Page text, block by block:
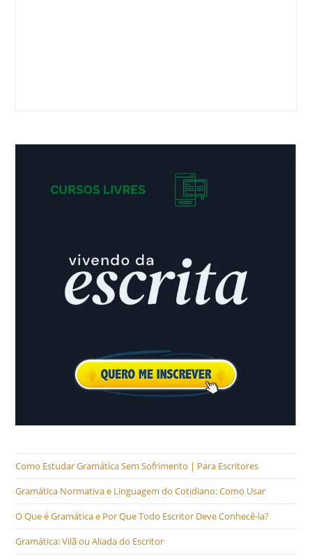
Como Estudar Gramática Sem Sofrimento | Para Escritores
Gramática Normativa e Linguagem do Cotidiano: Como Usar
O Que é Gramática e Por Que Todo Escritor Deve Conhecê-la?
Gramática: Vilã ou Aliada do Escritor